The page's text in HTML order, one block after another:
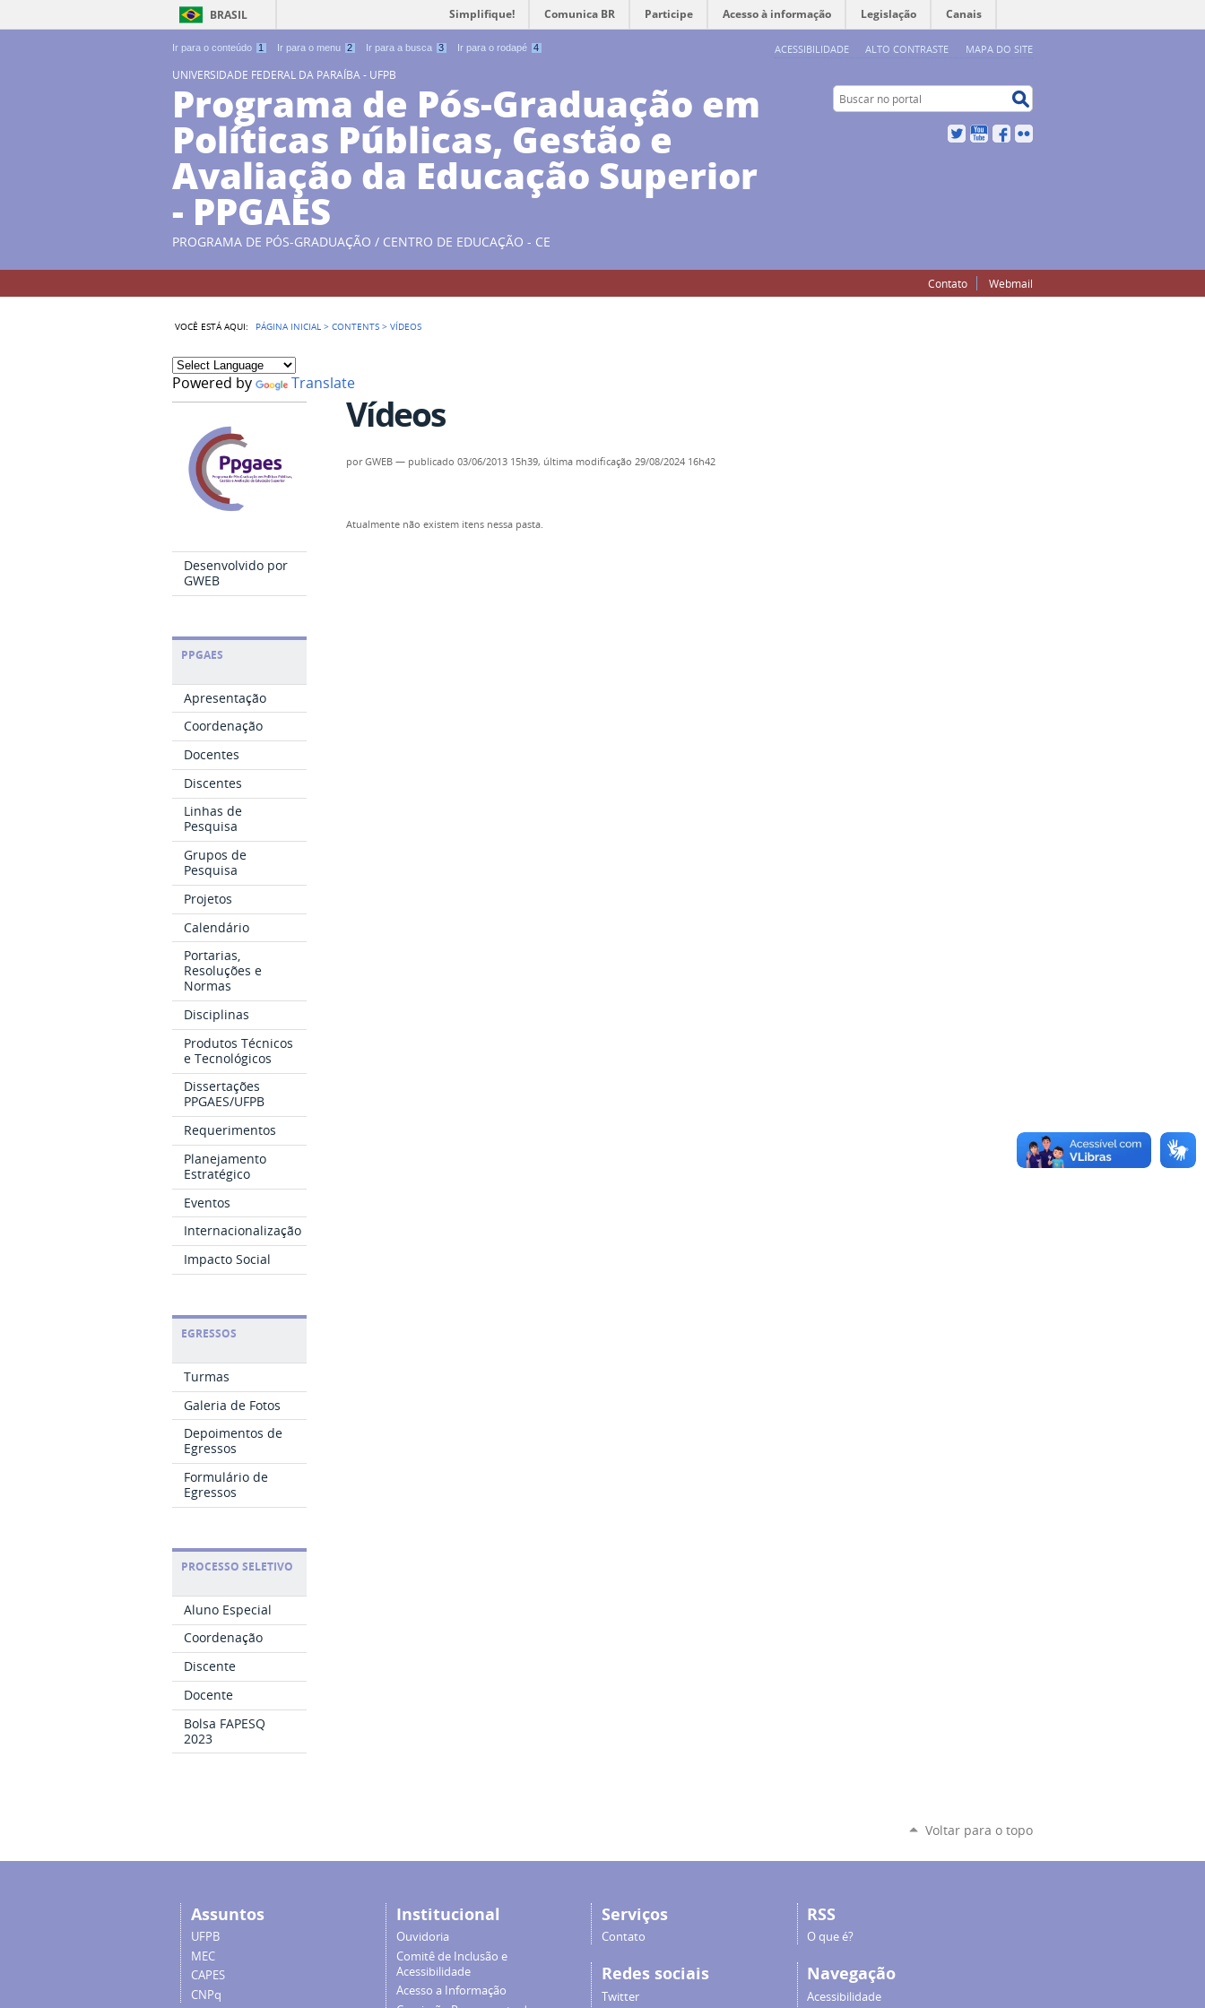
Ir para o conteúdo 1 Ir para o menu 2 Ir para a busca 3 Ir para o rodapé 4 ACESSIBILIDADE ALTO CONTRASTE MAPA DO SITE
BRASIL Simplifique! Comunica BR Participe Acesso à informação Legislação Canais
UNIVERSIDADE FEDERAL DA PARAÍBA - UFPB
Programa de Pós-Graduação em
Políticas Públicas, Gestão e
Avaliação da Educação Superior
- PPGAES
PROGRAMA DE PÓS-GRADUAÇÃO / CENTRO DE EDUCAÇÃO - CE
Buscar no portal
TwitterYouTubeFacebook
Contato Webmail
VOCÊ ESTÁ AQUI: PÁGINA INICIAL >CONTENTS >VÍDEOS
Powered by Translate
Desenvolvido por
GWEB
PPGAES
Apresentação
Coordenação
Docentes
Discentes
Linhas de
Pesquisa
Grupos de
Pesquisa
Projetos
Calendário
Portarias,
Resoluções e
Normas
Disciplinas
Produtos Técnicos
e Tecnológicos
Dissertações
PPGAES/UFPB
Requerimentos
Planejamento
Estratégico
Eventos
Internacionalização
Impacto Social
EGRESSOS
Turmas
Galeria de Fotos
Depoimentos de
Egressos
Formulário de
Egressos
PROCESSO SELETIVO
Aluno Especial
Coordenação
Discente
Docente
Bolsa FAPESQ
2023
Vídeos
porGWEB — publicado 03/06/2013 15h39, última modificação 29/08/2024 16h42
Atualmente não existem itens nessa pasta.
Voltar para o topo
Assuntos
UFPB
MEC
CAPES
CNPq
Institucional
Ouvidoria
Comitê de Inclusão e
Acessibilidade
Acesso a Informação
Serviços
Contato
Redes sociais
Twitter
RSS
O que é?
Navegação
Acessibilidade